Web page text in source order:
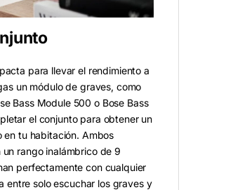
para llevar el rendimiento a
un módulo de graves, como
Bass Module 500 o Bose Bass
el conjunto para obtener un
en tu habitación. Ambos
rango inalámbrico de 9
perfectamente con cualquier
entre solo escuchar los graves y